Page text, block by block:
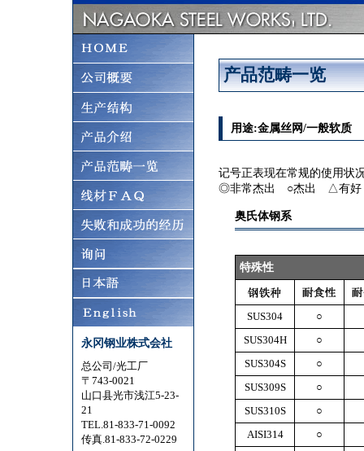
永冈钢业株式会社
总公司/光工厂
〒743-0021
山口县光市浅江5-23-
21
TEL.81-833-71-0092
传真.81-833-72-0229
产品范畴一览
用途:金属丝网/一般软质
记号正表现在常规的使用状
◎非常杰出 ○杰出 △有好
奥氏体钢系
特殊性
SUS304
○
SUS304H
○
SUS304S
○
SUS309S
○
SUS310S
○
AISI314
○